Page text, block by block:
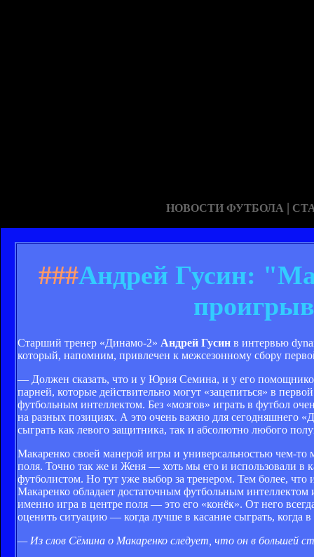
НОВОСТИ ФУТБОЛА |
###Андрей Гусин:
Старший тренер «Динамо-2» Андрей Гусин в интервью
который, напомним, привлечен к межсезонному сбору
— Должен сказать, что и у Юрия Семина, и у его
парней, которые действительно могут «зацепиться» в
футбольным интеллектом. Без «мозгов» играть в футбол
на разных позициях. А это очень важно для сегодняшнего
сыграть как левого защитника, так и абсолютно любого
Макаренко своей манерой игры и универсальностью чем-то
поля. Точно так же и Женя — хоть мы его и использовали в
футболистом. Но тут уже выбор за тренером. Тем более,
Макаренко обладает достаточным футбольным
именно игра в центре поля — это его «конёк». От него
оценить ситуацию — когда лучше в касание сыграть, когда
— Из слов Сёмина о Макаренко следует, что он в большей